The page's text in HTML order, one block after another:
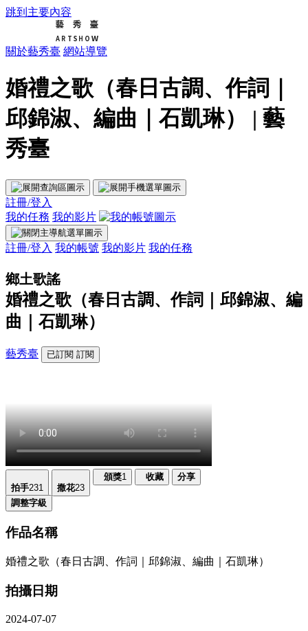
跳到主要內容
關於藝秀臺 網站導覽
婚禮之歌（春日古調、作詞｜
邱錦淑、編曲｜石凱琳） | 藝
秀臺
註冊/登入
我的任務 我的影片
註冊/登入 我的帳號 我的影片 我的任務
鄉土歌謠
婚禮之歌（春日古調、作詞｜邱錦淑、編
曲｜石凱琳）
藝秀臺 已訂閱 訂閱
拍手231 撒花23
頒獎1 收藏 分享
調整字級
作品名稱
婚禮之歌（春日古調、作詞｜邱錦淑、編曲｜石凱琳）
拍攝日期
2024-07-07